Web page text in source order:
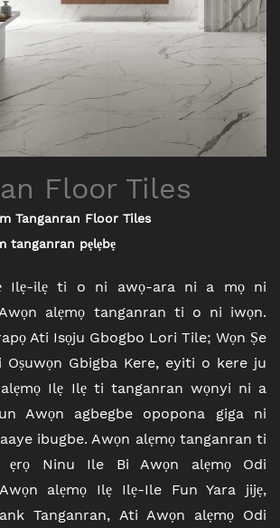
Floor Tiles
Tanganran Floor Tiles
tanganran pẹlẹbẹ
Ilẹ-ilẹ ti o ni awọ-ara ni a mọ ni
alẹmọ tanganran ti o ni iwọn.
Ati Isọju Gbogbo Lori Tile; Wọn Ṣe
Oṣuwọn Gbigba Kere, eyiti o kere ju
alẹmọ Ilẹ Ilẹ ti tanganran wọnyi ni a
Awọn agbegbe opopona giga ni
ibugbe. Awọn alẹmọ tanganran ti
Ninu Ile Bi Awọn alẹmọ Odi
alẹmọ Ilẹ Ilẹ-Ile Fun Yara jijẹ,
Tanganran, Ati Awọn alẹmọ Odi